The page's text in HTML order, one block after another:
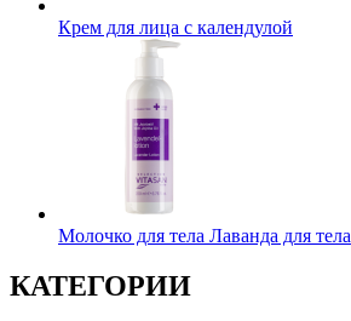
Крем для лица с календулой
Молочко для тела Лаванда для тела
КАТЕГОРИИ